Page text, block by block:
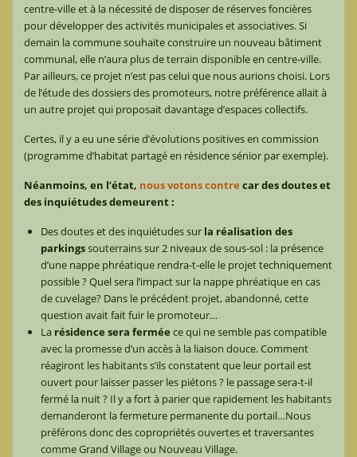
centre-ville et à la nécessité de disposer de réserves foncières
pour développer des activités municipales et associatives. Si
demain la commune souhaite construire un nouveau bâtiment
communal, elle n’aura plus de terrain disponible en centre-ville.
Par ailleurs, ce projet n’est pas celui que nous aurions choisi. Lors
de l’étude des dossiers des promoteurs, notre préférence allait à
un autre projet qui proposait davantage d’espaces collectifs.
Certes, il y a eu une série d’évolutions positives en commission
(programme d’habitat partagé en résidence sénior par exemple).
Néanmoins, en l’état, nous votons contre car des doutes et
des inquiétudes demeurent :
Des doutes et des inquiétudes sur la réalisation des
parkingssouterrains sur 2 niveaux de sous-sol : la présence
d’une nappe phréatique rendra-t-elle le projet techniquement
possible ? Quel sera l’impact sur la nappe phréatique en cas
de cuvelage? Dans le précédent projet, abandonné, cette
question avait fait fuir le promoteur…
La résidence sera fermée ce qui ne semble pas compatible
avec la promesse d’un accès à la liaison douce. Comment
réagiront les habitants s’ils constatent que leur portail est
ouvert pour laisser passer les piétons ? le passage sera-t-il
fermé la nuit ? Il y a fort à parier que rapidement les habitants
demanderont la fermeture permanente du portail…Nous
préférons donc des copropriétés ouvertes et traversantes
comme Grand Village ou Nouveau Village.